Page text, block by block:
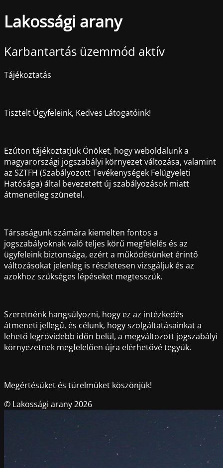
Lakossági arany
Karbantartás üzemmód aktív
Tájékoztatás
Tisztelt Ügyfeleink, Kedves Látogatóink!
Ezúton tájékoztatjuk Önöket, hogy weboldalunk a
magyarországi jogszabályi környezet változása, valamint
az SZTFH (Szabályozott Tevékenységek Felügyeleti
Hatósága) által bevezetett új szabályozások miatt
átmenetileg szünetel.
Társaságunk számára kiemelten fontos a
jogszabályoknak való teljes körű megfelelés és az
ügyfeleink biztonsága, ezért a működésünket érintő
változásokat jelenleg is részletesen vizsgáljuk és az
azokhoz szükséges lépéseket megtesszük.
Szeretnénk hangsúlyozni, hogy ez az intézkedés
átmeneti jellegű, és célunk, hogy szolgáltatásainkat a
lehető legrövidebb időn belül, a megváltozott jogszabályi
környezetnek megfelelően újra elérhetővé tegyük.
Megértésüket és türelmüket köszönjük!
© Lakossági arany 2026